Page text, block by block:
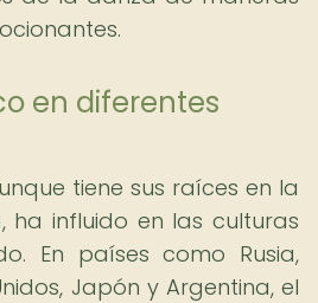
en diferentes
tiene sus raíces en la
ha influido en las culturas
En países como Rusia,
Japón y Argentina, el